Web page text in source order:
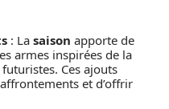
: La saison apporte de
armes inspirées de la
Ces ajouts
et d’offrir